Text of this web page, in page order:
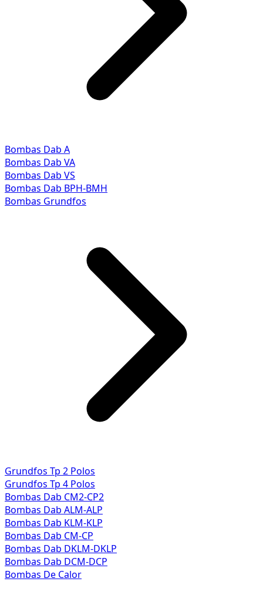
Bombas Dab A
Bombas Dab VA
Bombas Dab VS
Bombas Dab BPH-BMH
Bombas Grundfos
Grundfos Tp 2 Polos
Grundfos Tp 4 Polos
Bombas Dab CM2-CP2
Bombas Dab ALM-ALP
Bombas Dab KLM-KLP
Bombas Dab CM-CP
Bombas Dab DKLM-DKLP
Bombas Dab DCM-DCP
Bombas De Calor